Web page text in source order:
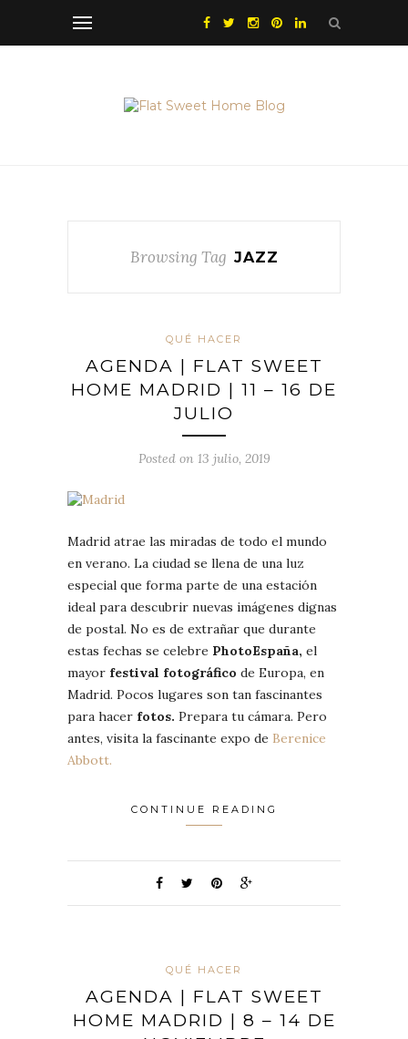
Browsing Tag JAZZ
QUÉ HACER
AGENDA | FLAT SWEET
HOME MADRID | 11 – 16 DE
JULIO
Posted on 13 julio, 2019
Madrid atrae las miradas de todo el mundo
en verano. La ciudad se llena de una luz
especial que forma parte de una estación
ideal para descubrir nuevas imágenes dignas
de postal. No es de extrañar que durante
estas fechas se celebre PhotoEspaña, el
mayor festival fotográfico de Europa, en
Madrid. Pocos lugares son tan fascinantes
para hacer fotos. Prepara tu cámara. Pero
antes, visita la fascinante expo de Berenice
Abbott.
CONTINUE READING
QUÉ HACER
AGENDA | FLAT SWEET
HOME MADRID | 8 – 14 DE